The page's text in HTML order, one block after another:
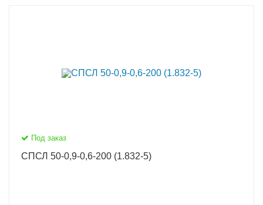
Под заказ
СПСЛ 50-0,9-0,6-200 (1.832-5)